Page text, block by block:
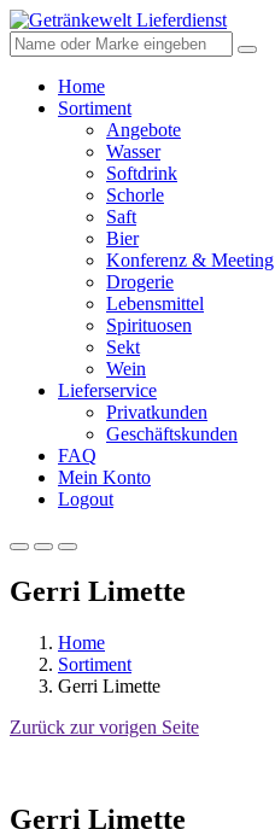
Home
Sortiment
Angebote
Wasser
Softdrink
Schorle
Saft
Bier
Konferenz & Meeting
Drogerie
Lebensmittel
Spirituosen
Sekt
Wein
Lieferservice
Privatkunden
Geschäftskunden
FAQ
Mein Konto
Logout
Gerri Limette
Home
Sortiment
Gerri Limette
Zurück zur vorigen Seite
Gerri Limette